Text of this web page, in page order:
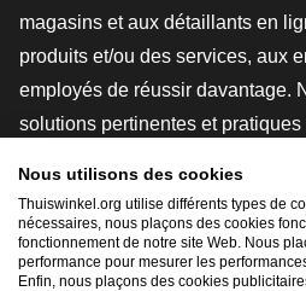
magasins et aux détaillants en
produits et/ou des services, aux
employés de réussir davantage.
solutions pertinentes et
études de marché, et nous
plateforme d'enseignement, la
Nous utilisons des cookies
Thuiswinkel.org utilise différents types de
nécessaires, nous plaçons des cookies
fonctionnement de notre site Web. Nous
performance pour mesurer les
Enfin, nous plaçons des cookies